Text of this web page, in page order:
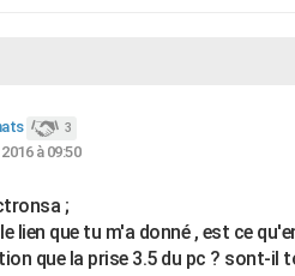
3
à 09:50
;
lien que tu m'a donné , est ce
que la prise 3.5 du pc ? sont-il